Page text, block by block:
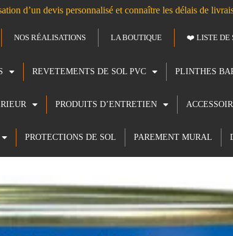
d’un devis personnalisé et connaître les délais de
NOS RÉALISATIONS LA BOUTIQUE ❤️ LISTE DE
REVETEMENTS DE SOL PVC PLINTHES
PRODUITS D’ENTRETIEN
PROTECTIONS DE SOL PAREMENT MURAL